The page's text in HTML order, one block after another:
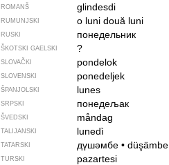
ROMANŠ glindesdi
RUMUNJSKI o lunidouă luni
RUSKI понедельник
ŠKOTSKI GAELSKI ?
SLOVAČKI pondelok
SLOVENSKI ponedeljek
ŠPANJOLSKI lunes
SRPSKI понедељак
ŠVEDSKI måndag
TALIJANSKI lunedì
TATARSKI дүшәмбе• düşämbe
TURSKI pazartesi